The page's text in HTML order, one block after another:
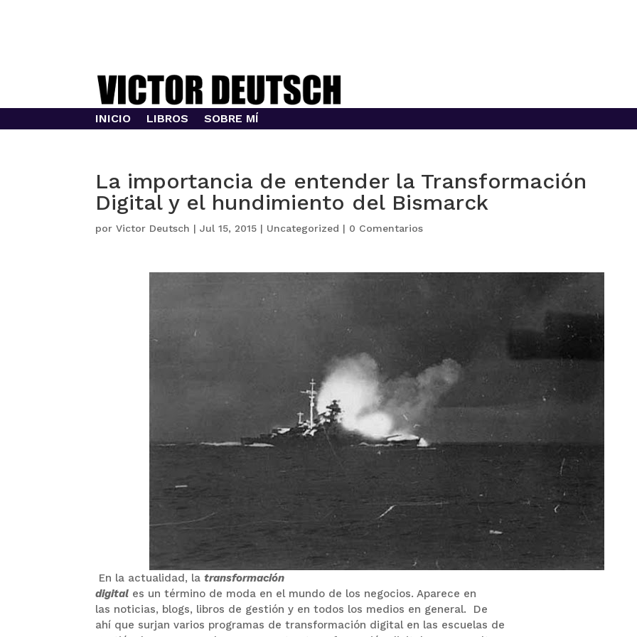
INICIO LIBROS SOBRE MÍ
La importancia de entender la Transformación
Digital y el hundimiento del Bismarck
porVictor Deutsch |Jul 15, 2015 | Uncategorized | 0 Comentarios
En la actualidad, latransformación
digital es un término de moda en el mundo de los negocios.Aparece en
las noticias, blogs, libros de gestión y en todos los medios en general.
De
ahí que surjan varios programas de transformación digital en las escuelas de